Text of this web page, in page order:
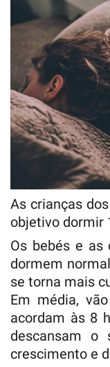
As crianças
objetivo dormir
Os bebés e as
dormem
se torna mais
Em média,
acordam às 8
descansam o
crescimento e